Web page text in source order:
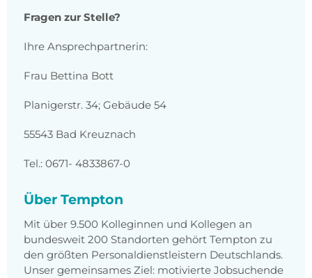
Fragen zur Stelle?
Ihre Ansprechpartnerin:
Frau Bettina Bott
Planigerstr. 34; Gebäude 54
55543 Bad Kreuznach
Tel.: 0671- 4833867-0
Über Tempton
Mit über 9.500 Kolleginnen und Kollegen an
bundesweit 200 Standorten gehört Tempton zu
den größten Personaldienstleistern Deutschlands.
Unser gemeinsames Ziel: motivierte Jobsuchende